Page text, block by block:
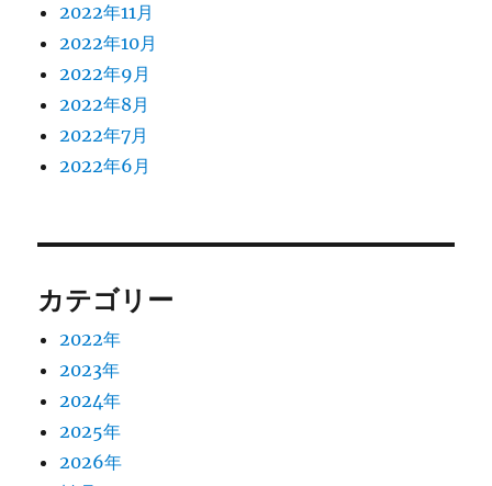
2022年11月
2022年10月
2022年9月
2022年8月
2022年7月
2022年6月
カテゴリー
2022年
2023年
2024年
2025年
2026年